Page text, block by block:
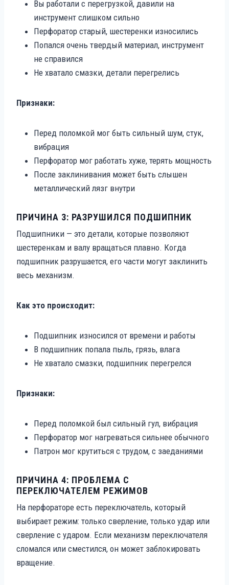
Вы работали с перегрузкой, давили на
инструмент слишком сильно
Перфоратор старый, шестеренки износились
Попался очень твердый материал, инструмент
не справился
Не хватало смазки, детали перегрелись
Признаки:
Перед поломкой мог быть сильный шум, стук,
вибрация
Перфоратор мог работать хуже, терять мощность
После заклинивания может быть слышен
металлический лязг внутри
ПРИЧИНА 3: РАЗРУШИЛСЯ ПОДШИПНИК
Подшипники — это детали, которые позволяют
шестеренкам и валу вращаться плавно. Когда
подшипник разрушается, его части могут заклинить
весь механизм.
Как это происходит:
Подшипник износился от времени и работы
В подшипник попала пыль, грязь, влага
Не хватало смазки, подшипник перегрелся
Признаки:
Перед поломкой был сильный гул, вибрация
Перфоратор мог нагреваться сильнее обычного
Патрон мог крутиться с трудом, с заеданиями
ПРИЧИНА 4: ПРОБЛЕМА С
ПЕРЕКЛЮЧАТЕЛЕМ РЕЖИМОВ
На перфораторе есть переключатель, который
выбирает режим: только сверление, только удар или
сверление с ударом. Если механизм переключателя
сломался или сместился, он может заблокировать
вращение.